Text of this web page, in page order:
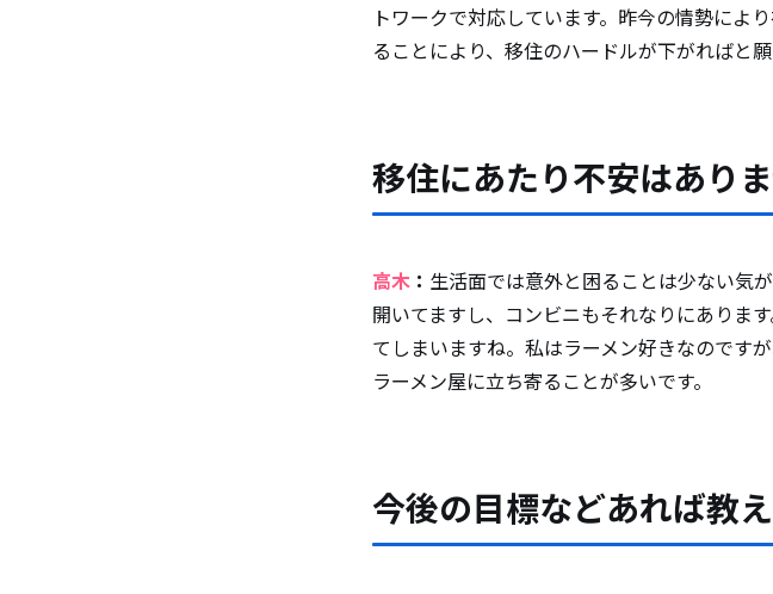
トワークで対応しています。昨今の情勢によ
ることにより、移住のハードルが下がればと願
移住にあたり不安はあり
高木 ： 生活面では意外と困ることは少ない気
開いてますし、コンビニもそれなりにありま
てしまいますね。私はラーメン好きなのです
ラーメン屋に立ち寄ることが多いです。
今後の目標などあれば教